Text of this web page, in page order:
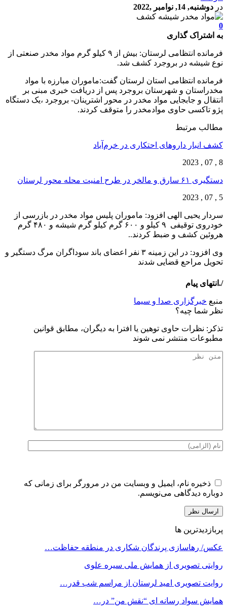
در دوشنبه, 14, نوامبر ,2022
0
به اشتراک گذاری
فرمانده انتظامی لرستان: بیش از ۹ کیلو گرم مواد مخدر صنعتی از
نوع شیشه در بروجرد کشف شد.
فرمانده انتظامی استان لرستان گفت:ماموران مبارزه با مواد
مخدراستان و شهرستان بروجرد پس از دریافت خبری مبنی بر
انتقال و جابجایی مواد مخدر در محور اشترینان- بروجرد ،یک دستگاه
پژو تاکسی حاوی موادمخدر را متوقف کردند.
مطالب مرتبط
کشف انبار داروهای احتکاری در خرم‌آباد
8 , 07 , 2023
دستگیری ۶۱ سارق و مالخر در طرح امنیت محله محور لرستان
5 , 07 , 2023
سردار یحیی الهی افزود: ماموران پلیس مواد مخدر در بازرسی از
خودروی توقیفی ۹ کیلو و ۶۰۰ گرم کیلو گرم شیشه و ۴۸۰ گرم
هروئین کشف و ضبط کردند..
وی افزود: در این زمینه ۳ نفر اعضای باند سوداگران مرگ دستگیر و
تحویل مراحع قضایی شدند
/.انتهای پیام
منبع خبرگزاری صدا و سیما
نظر شما چیه؟
تذكر: نظرات حاوی توهين يا افترا به ديگران، مطابق قوانين
مطبوعات منتشر نمی شوند
ذخیره نام، ایمیل و وبسایت من در مرورگر برای زمانی که
دوباره دیدگاهی می‌نویسم.
پربازدیدترین ها
عکس/ رهاسازی پرندگان شکاری در منطقه حفاظت…
روایتی تصویری از همایش ملی سیره علوی
روایت تصویری امید لرستان از مراسم شب قدر…
همایش سواد رسانه ای “نقش من” در…